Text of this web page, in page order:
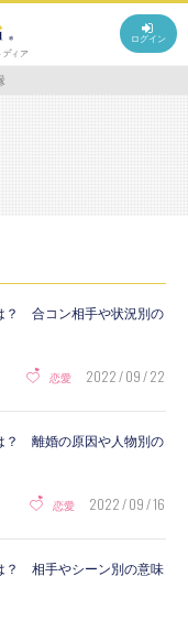
ログイン
？ 合コン相手や状況別の
恋愛 2022 / 09 / 22
？ 離婚の原因や人物別の
恋愛 2022 / 09 / 16
？ 相手やシーン別の意味